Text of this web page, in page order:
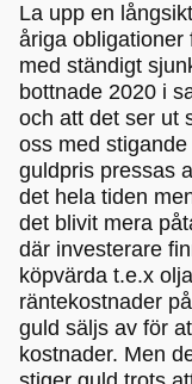
La upp en
åriga obligationer
med ständigt
bottnade 2020 i
och att det ser ut
oss med
guldpris pressas
det hela tiden
det blivit mera
där investerare
köpvärda t.e.x
räntekostnader
guld säljs av för
kostnader. Men